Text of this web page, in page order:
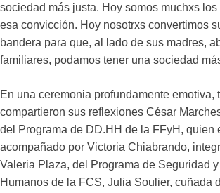
sociedad más justa. Hoy somos muchxs
esa convicción. Hoy nosotrxs convertimos
bandera para que, al lado de sus madres,
familiares, podamos tener una sociedad
En una ceremonia profundamente emotiva,
compartieron sus reflexiones César
del Programa de DD.HH de la FFyH, quien
acompañado por Victoria Chiabrando,
Valeria Plaza, del Programa de Seguridad
Humanos de la FCS, Julia Soulier, cuñada